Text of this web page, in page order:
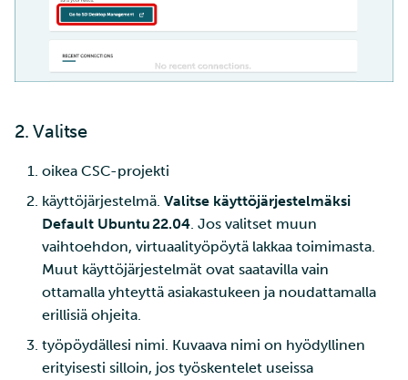
2. Valitse
oikea CSC-projekti
käyttöjärjestelmä. Valitse käyttöjärjestelmäksi
Default Ubuntu 22.04 . Jos valitset muun
vaihtoehdon, virtuaalityöpöytä lakkaa toimimasta.
Muut käyttöjärjestelmät ovat saatavilla vain
ottamalla yhteyttä asiakastukeen ja noudattamalla
erillisiä ohjeita.
työpöydällesi nimi. Kuvaava nimi on hyödyllinen
erityisesti silloin, jos työskentelet useissa